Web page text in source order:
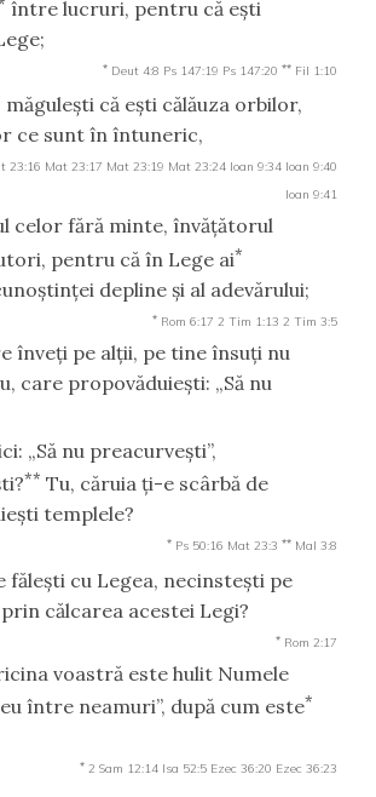
între lucruri, pentru că eşti
* Deut 4:8 Ps 147:19 Ps 147:20 ** Fil 1:10
măguleşti că eşti călăuza orbilor,
ce sunt în întuneric,
23:16 Mat 23:17 Mat 23:19 Mat 23:24 Ioan 9:34 Ioan 9:40
Ioan 9:41
celor fără minte, învăţătorul
pentru că în Lege ai*
depline şi al adevărului;
* Rom 6:17 2 Tim 1:13 2 Tim 3:5
înveţi pe alţii, pe tine însuţi nu
care propovăduieşti: „Să nu
„Să nu preacurveşti”,
** Tu, căruia ţi-e scârbă de
templele?
* Ps 50:16 Mat 23:3 ** Mal 3:8
făleşti cu Legea, necinsteşti pe
călcarea acestei Legi?
* Rom 2:17
voastră este hulit Numele
între neamuri”, după cum este*
* 2 Sam 12:14 Isa 52:5 Ezec 36:20 Ezec 36:23